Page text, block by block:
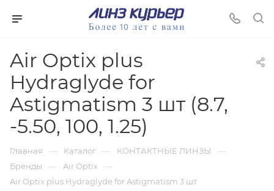
Air Optix plus
Hydraglyde for
Astigmatism 3 шт (8.7,
-5.50, 100, 1.25)
Главная — Каталог — КОНТАКТНЫЕ ЛИНЗЫ —
Бренды — Air Optix —
Air Optix plus Hydraglyde for Astigmatism 3 шт